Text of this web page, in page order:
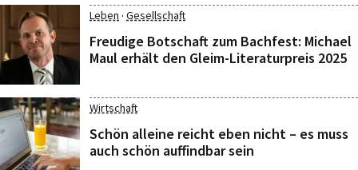
Leben · Gesellschaft
Freudige Botschaft zum Bachfest: Michael
Maul erhält den Gleim-Literaturpreis 2025
Wirtschaft
Schön alleine reicht eben nicht – es muss
auch schön auffindbar sein